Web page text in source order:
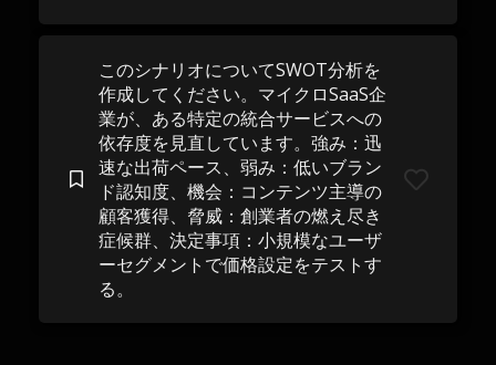
このシナリオについてSWOT分析を
作成してください。マイクロSaaS企
業が、ある特定の統合サービスへの
依存度を見直しています。強み：迅
速な出荷ペース、弱み：低いブラン
ド認知度、機会：コンテンツ主導の
顧客獲得、脅威：創業者の燃え尽き
症候群、決定事項：小規模なユーザ
ーセグメントで価格設定をテストす
る。